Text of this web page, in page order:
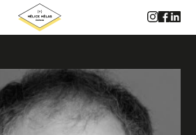
AUTEUR·RICES
PHILOSOPHIE